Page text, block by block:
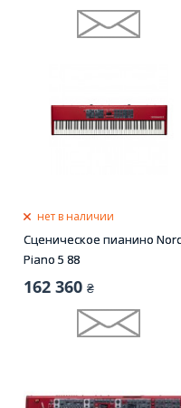
нет в наличии
Сценическое пианино
Piano 5 88
162 360 ₴